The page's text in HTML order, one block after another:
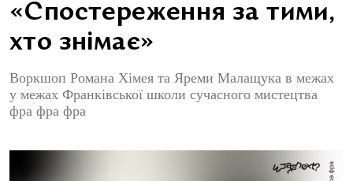
«Спостереження за тими,
хто знімає»
Воркшоп Романа Хімея та Яреми Малащука в межах
у межах Франківської школи сучасного мистецтва
фра фра фра